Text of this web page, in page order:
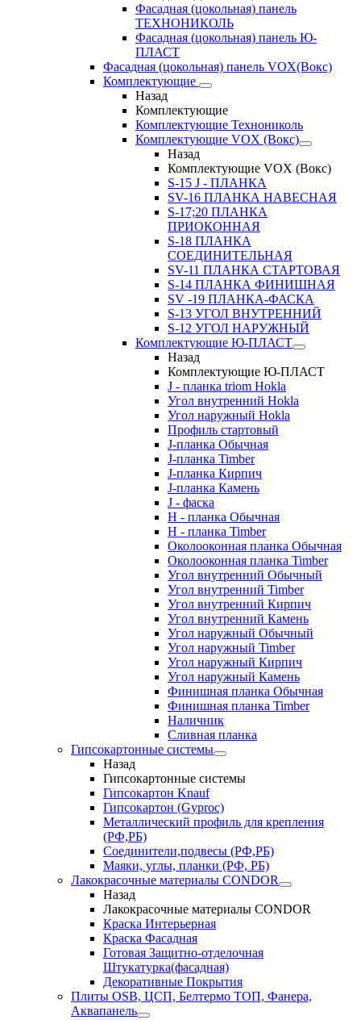
Фасадная (цокольная) панель
ТЕХНОНИКОЛЬ
Фасадная (цокольная) панель Ю-
ПЛАСТ
Фасадная (цокольная) панель VOX(Вокс)
Комплектующие
Назад
Комплектующие
Комплектующие Технониколь
Комплектующие VOX (Вокс)
Назад
Комплектующие VOX (Вокс)
S-15 J - ПЛАНКА
SV-16 ПЛАНКА НАВЕСНАЯ
S-17;20 ПЛАНКА
ПРИОКОННАЯ
S-18 ПЛАНКА
СОЕДИНИТЕЛЬНАЯ
SV-11 ПЛАНКА СТАРТОВАЯ
S-14 ПЛАНКА ФИНИШНАЯ
SV -19 ПЛАНКА-ФАСКА
S-13 УГОЛ ВНУТРЕННИЙ
S-12 УГОЛ НАРУЖНЫЙ
Комплектующие Ю-ПЛАСТ
Назад
Комплектующие Ю-ПЛАСТ
J - планка triom Hokla
Угол внутренний Hokla
Угол наружный Hokla
Профиль стартовый
J-планка Обычная
J-планка Timber
J-планка Кирпич
J-планка Камень
J - фаска
Н - планка Обычная
Н - планка Timber
Околооконная планка Обычная
Околооконная планка Timber
Угол внутренний Обычный
Угол внутренний Timber
Угол внутренний Кирпич
Угол внутренний Камень
Угол наружный Обычный
Угол наружный Timber
Угол наружный Кирпич
Угол наружный Камень
Финишная планка Обычная
Финишная планка Timber
Наличник
Сливная планка
Гипсокартонные системы
Назад
Гипсокартонные системы
Гипсокартон Knauf
Гипсокартон (Gyproc)
Металлический профиль для крепления
(РФ,РБ)
Соединители,подвесы (РФ,РБ)
Маяки, углы, планки (РФ, РБ)
Лакокрасочные материалы CONDOR
Назад
Лакокрасочные материалы CONDOR
Краска Интерьерная
Краска Фасадная
Готовая Защитно-отделочная
Штукатурка(фасадная)
Декоративные Покрытия
Плиты OSB, ЦСП, Белтермо ТОП, Фанера,
Аквапанель